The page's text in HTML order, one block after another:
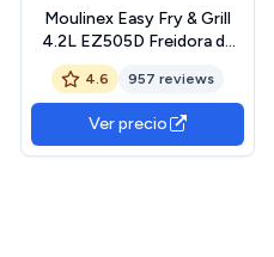
Moulinex Easy Fry & Grill
4.2L EZ505D Freidora de
Aire Sin Aceite 2 en 1 para
Freír o a la Parrilla, Pantalla
Digital Táctil, 8 Programas
para Comidas Sanas, App
125 recetas, Acero, Hasta 6
4.6 957 reviews
Ver precio